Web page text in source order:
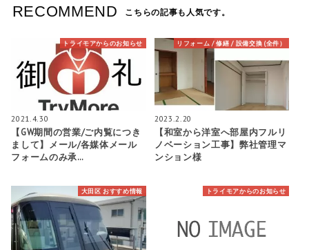
RECOMMEND こちらの記事も人気です。
トライモアからのお知らせ
2021.4.30
【GW期間の営業/ご内覧につき
まして】メール/各媒体メール
フォームのみ承…
リフォーム / 修繕 / 設備交換 (全件）
2023.2.20
【和室から洋室へ部屋内フルリ
ノベーション工事】弊社管理マ
ンション様
大田区 おすすめ情報 トライモアからのお知らせ